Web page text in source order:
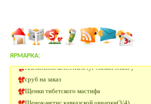
ЯРМАРКА:
Щенки тибетского мастифа
Щенок-метис кавказской овчарки(3/4)